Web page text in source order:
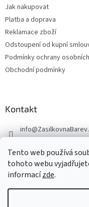
Tento web používá
tohoto webu
informacízde.
Jak nakupovat
Platba a doprava
Reklamace zboží
Odstoupení od kupní
Podmínky ochrany
Obchodní podmínky
Kontakt
info@